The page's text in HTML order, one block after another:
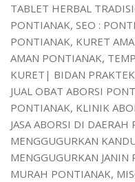
TABLET HERBAL
PONTIANAK, SEO :
PONTIANAK, KURET
AMAN PONTIANAK,
KURET| BIDAN
JUAL OBAT ABORSI
PONTIANAK, KLINIK
JASA ABORSI DI
MENGGUGURKAN
MENGGUGURKAN JANIN
MURAH PONTIANAK,